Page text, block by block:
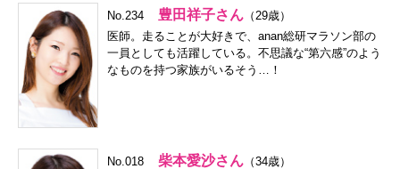
No.234 豊田祥子さん （29歳）
医師。走ることが大好きで、anan総研マラソン部の
一員としても活躍している。不思議な“第六感”のよう
なものを持つ家族がいるそう…！
No.018 柴本愛沙さん （34歳）